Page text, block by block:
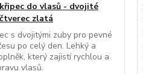
do vlasů - dvojité
zlatá
s dvojitými zuby pro pevné
po celý den. Lehký a
který zajistí rychlou a
vlasů.